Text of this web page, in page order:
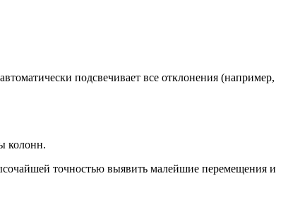
подсвечивает все отклонения (например,
колонн.
точностью выявить малейшие перемещения и